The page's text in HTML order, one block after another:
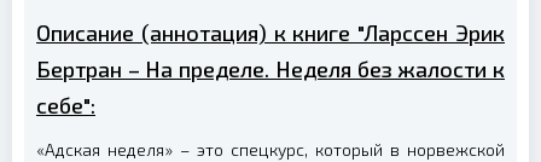
Описание (аннотация) к книге "Ларссен Эрик
Бертран – На пределе. Неделя без жалости к
себе":
«Адская неделя» – это спецкурс, который в норвежской